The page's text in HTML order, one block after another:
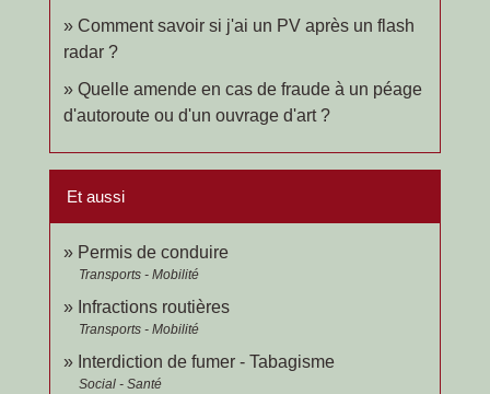
Comment savoir si j'ai un PV après un flash
radar ?
Quelle amende en cas de fraude à un péage
d'autoroute ou d'un ouvrage d'art ?
Et aussi
Permis de conduire
Transports - Mobilité
Infractions routières
Transports - Mobilité
Interdiction de fumer - Tabagisme
Social - Santé